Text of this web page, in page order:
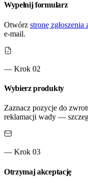
Wypełnij formularz
Otwórz stronę zgłoszenia
e-mail.
— Krok 02
Wybierz produkty
Zaznacz pozycje do
reklamacji wady —
— Krok 03
Otrzymaj akceptację